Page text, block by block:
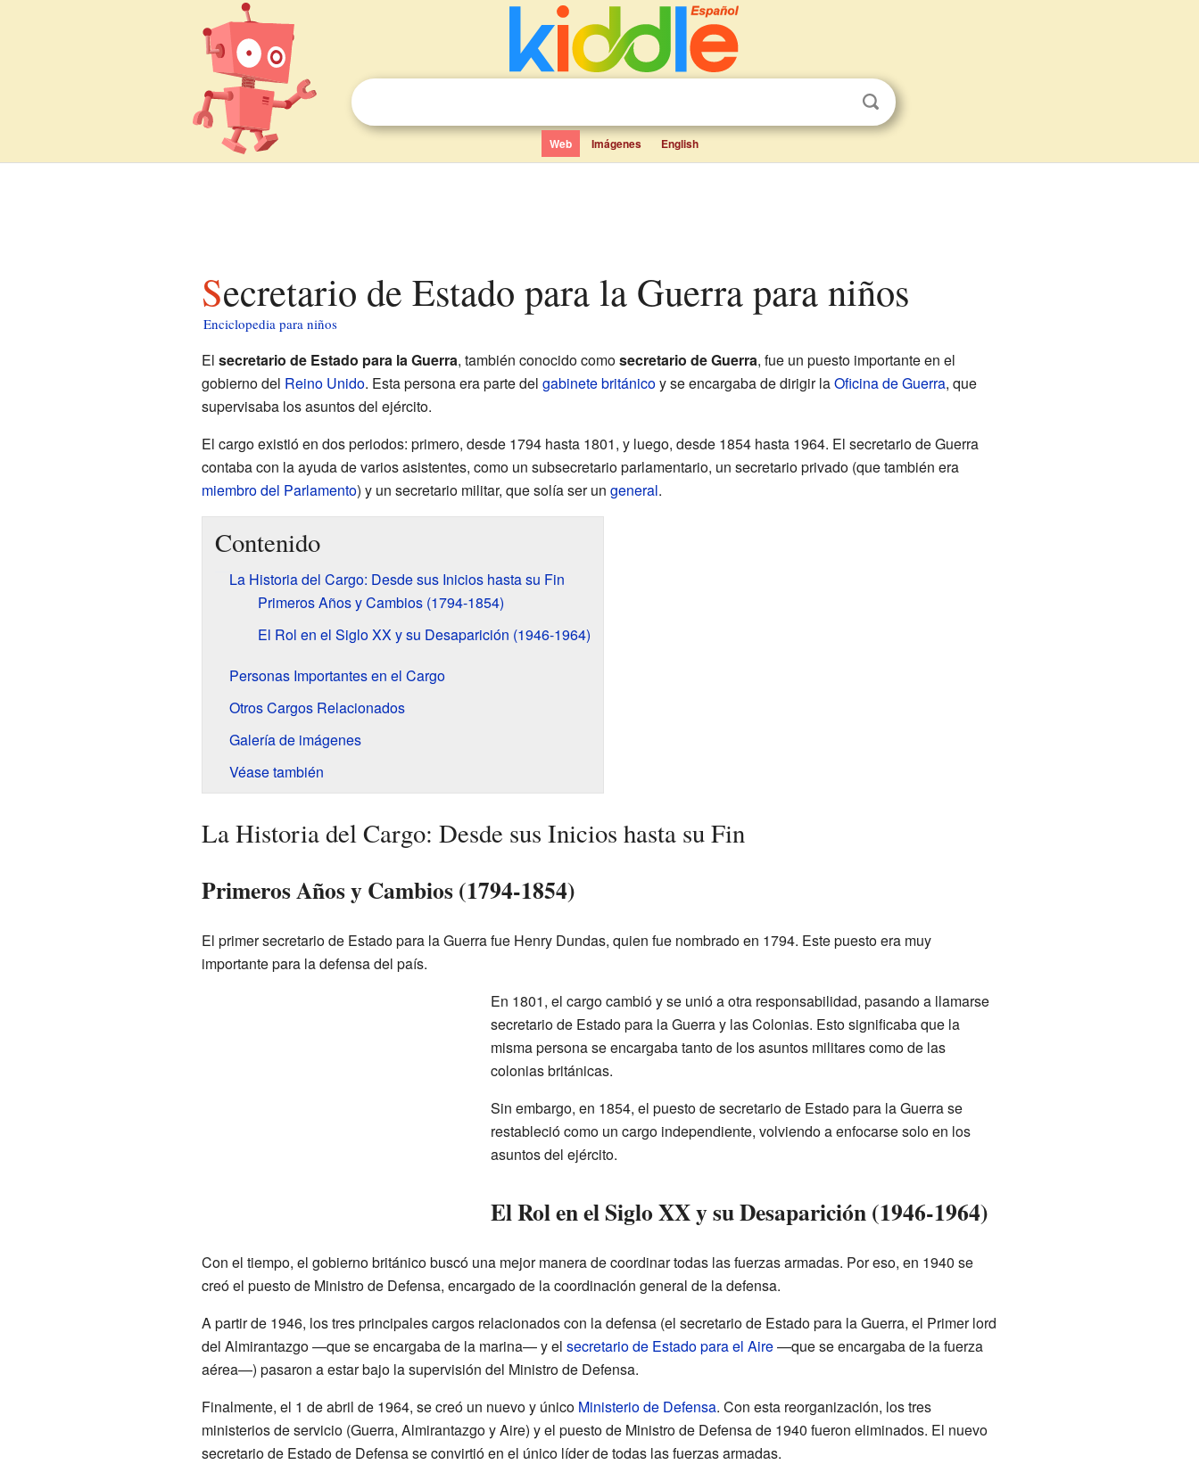
Web Imágenes English
Secretario de Estado para la Guerra para niños
Enciclopedia para niños
El secretario de Estado para la Guerra, también conocido comosecretario de Guerra, fue un puesto importante en el
gobierno del Reino Unido. Esta persona era parte del gabinete británicoy se encargaba de dirigir laOficina de Guerra, que
supervisaba los asuntos del ejército.
El cargo existió en dos periodos: primero, desde 1794 hasta 1801, y luego, desde 1854 hasta 1964. El secretario de Guerra
contaba con la ayuda de varios asistentes, como un subsecretario parlamentario, un secretario privado (que también era
miembro del Parlamento) y un secretario militar, que solía ser un general.
Contenido
La Historia del Cargo: Desde sus Inicios hasta su Fin
Primeros Años y Cambios (1794-1854)
El Rol en el Siglo XX y su Desaparición (1946-1964)
Personas Importantes en el Cargo
Otros Cargos Relacionados
Galería de imágenes
Véase también
La Historia del Cargo: Desde sus Inicios hasta su Fin
Primeros Años y Cambios (1794-1854)
El primer secretario de Estado para la Guerra fue Henry Dundas, quien fue nombrado en 1794. Este puesto era muy
importante para la defensa del país.
En 1801, el cargo cambió y se unió a otra responsabilidad, pasando a llamarse
secretario de Estado para la Guerra y las Colonias. Esto significaba que la
misma persona se encargaba tanto de los asuntos militares como de las
colonias británicas.
Sin embargo, en 1854, el puesto de secretario de Estado para la Guerra se
restableció como un cargo independiente, volviendo a enfocarse solo en los
asuntos del ejército.
El Rol en el Siglo XX y su Desaparición (1946-1964)
Con el tiempo, el gobierno británico buscó una mejor manera de coordinar todas las fuerzas armadas. Por eso, en 1940 se
creó el puesto de Ministro de Defensa, encargado de la coordinación general de la defensa.
A partir de 1946, los tres principales cargos relacionados con la defensa (el secretario de Estado para la Guerra, el Primer lord
del Almirantazgo —que se encargaba de la marina— y el secretario de Estado para el Aire—que se encargaba de la fuerza
aérea—) pasaron a estar bajo la supervisión del Ministro de Defensa.
Finalmente, el 1 de abril de 1964, se creó un nuevo y único Ministerio de Defensa. Con esta reorganización, los tres
ministerios de servicio (Guerra, Almirantazgo y Aire) y el puesto de Ministro de Defensa de 1940 fueron eliminados. El nuevo
secretario de Estado de Defensa se convirtió en el único líder de todas las fuerzas armadas.